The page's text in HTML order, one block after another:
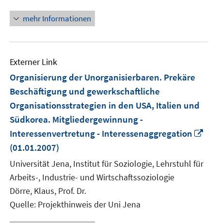
mehr Informationen
Externer Link
Organisierung der Unorganisierbaren. Prekäre
Beschäftigung und gewerkschaftliche
Organisationsstrategien in den USA, Italien und
Südkorea. Mitgliedergewinnung -
Interessenvertretung - Interessenaggregation
(01.01.2007)
Universität Jena, Institut für Soziologie, Lehrstuhl für
Arbeits-, Industrie- und Wirtschaftssoziologie
Dörre, Klaus, Prof. Dr.
Quelle: Projekthinweis der Uni Jena